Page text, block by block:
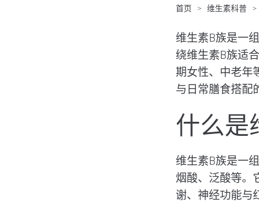
首页 > 维生素科普 >
维生素B族是一
绕维生素B族适
期女性、中老年
与日常膳食搭配
什么是
维生素B族是一
烟酸、泛酸等。
谢、神经功能与